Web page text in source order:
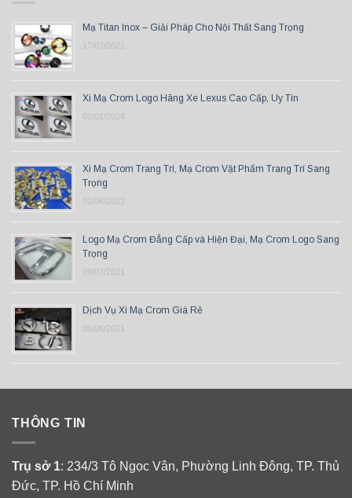
Mạ Titan Inox – Giải Pháp Cho Nội Thất Sang Trọng
17/07/2021
Xi Mạ Crom Logo Hãng Xe Lexus Cao Cấp, Uy Tín
02/01/2024
Xi Mạ Crom Trang Trí, Mạ Crom Vật Phẩm Trang Trí Sang
Trọng
02/06/2022
Logo Mạ Crom Đẳng Cấp và Hiện Đại, Mạ Crom Logo Sang
Trọng
09/07/2021
Dịch Vụ Xi Mạ Crom Giá Rẻ
05/06/2021
THÔNG TIN
Trụ sở 1: 234/3 Tô Ngọc Vân, Phường Linh Đông, TP. Thủ
Đức, TP. Hồ Chí Minh